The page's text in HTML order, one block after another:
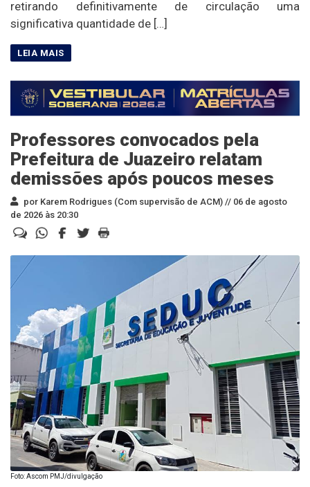
retirando definitivamente de circulação uma
significativa quantidade de […]
Professores convocados pela
Prefeitura de Juazeiro relatam
demissões após poucos meses
por Karem Rodrigues (Com supervisão de ACM) // 06 de agosto
de 2026 às 20:30
Foto: Ascom PMJ/divulgação